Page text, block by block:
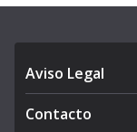
Aviso Legal
Contacto